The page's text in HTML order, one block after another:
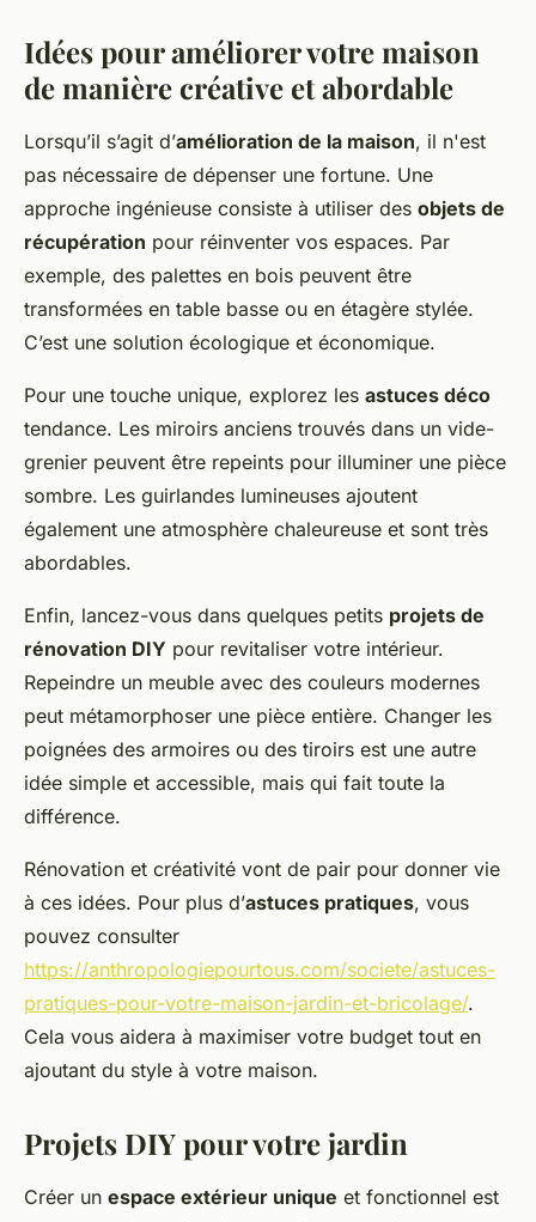
Idées pour améliorer votre maison
de manière créative et abordable
Lorsqu’il s’agit d’amélioration de la maison, il n'est
pas nécessaire de dépenser une fortune. Une
approche ingénieuse consiste à utiliser des objets de
récupération pour réinventer vos espaces. Par
exemple, des palettes en bois peuvent être
transformées en table basse ou en étagère stylée.
C’est une solution écologique et économique.
Pour une touche unique, explorez les astuces déco
tendance. Les miroirs anciens trouvés dans un vide-
grenier peuvent être repeints pour illuminer une pièce
sombre. Les guirlandes lumineuses ajoutent
également une atmosphère chaleureuse et sont très
abordables.
Enfin, lancez-vous dans quelques petits projets de
rénovation DIY pour revitaliser votre intérieur.
Repeindre un meuble avec des couleurs modernes
peut métamorphoser une pièce entière. Changer les
poignées des armoires ou des tiroirs est une autre
idée simple et accessible, mais qui fait toute la
différence.
Rénovation et créativité vont de pair pour donner vie
à ces idées. Pour plus d’astuces pratiques, vous
pouvez consulter
https://anthropologiepourtous.com/societe/astuces-
pratiques-pour-votre-maison-jardin-et-bricolage/.
Cela vous aidera à maximiser votre budget tout en
ajoutant du style à votre maison.
Projets DIY pour votre jardin
Créer un espace extérieur unique et fonctionnel est